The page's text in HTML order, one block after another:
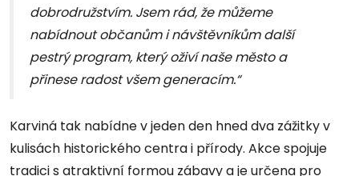
dobrodružstvím. Jsem rád, že můžeme
nabídnout občanům i návštěvníkům další
pestrý program, který oživí naše město a
přinese radost všem generacím.“
Karviná tak nabídne v jeden den hned dva zážitky v
kulisách historického centra i přírody. Akce spojuje
tradici s atraktivní formou zábavy a je určena pro